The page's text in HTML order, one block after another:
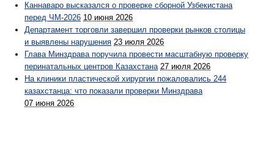
Каннаваро высказался о проверке сборной Узбекистана
перед ЧМ-2026 10 июня 2026
Департамент торговли завершил проверки рынков столицы
и выявлены нарушения 23 июля 2026
Глава Минздрава поручила провести масштабную проверку
перинатальных центров Казахстана 27 июля 2026
На клиники пластической хирургии пожаловались 244
казахстанца: что показали проверки Минздрава
07 июня 2026